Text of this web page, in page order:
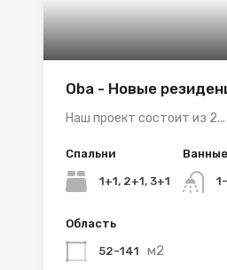
Oba - Новые
Наш проект состоит из 2...
Спальни
1+1, 2+1, 3+1
Область
52-141 м2